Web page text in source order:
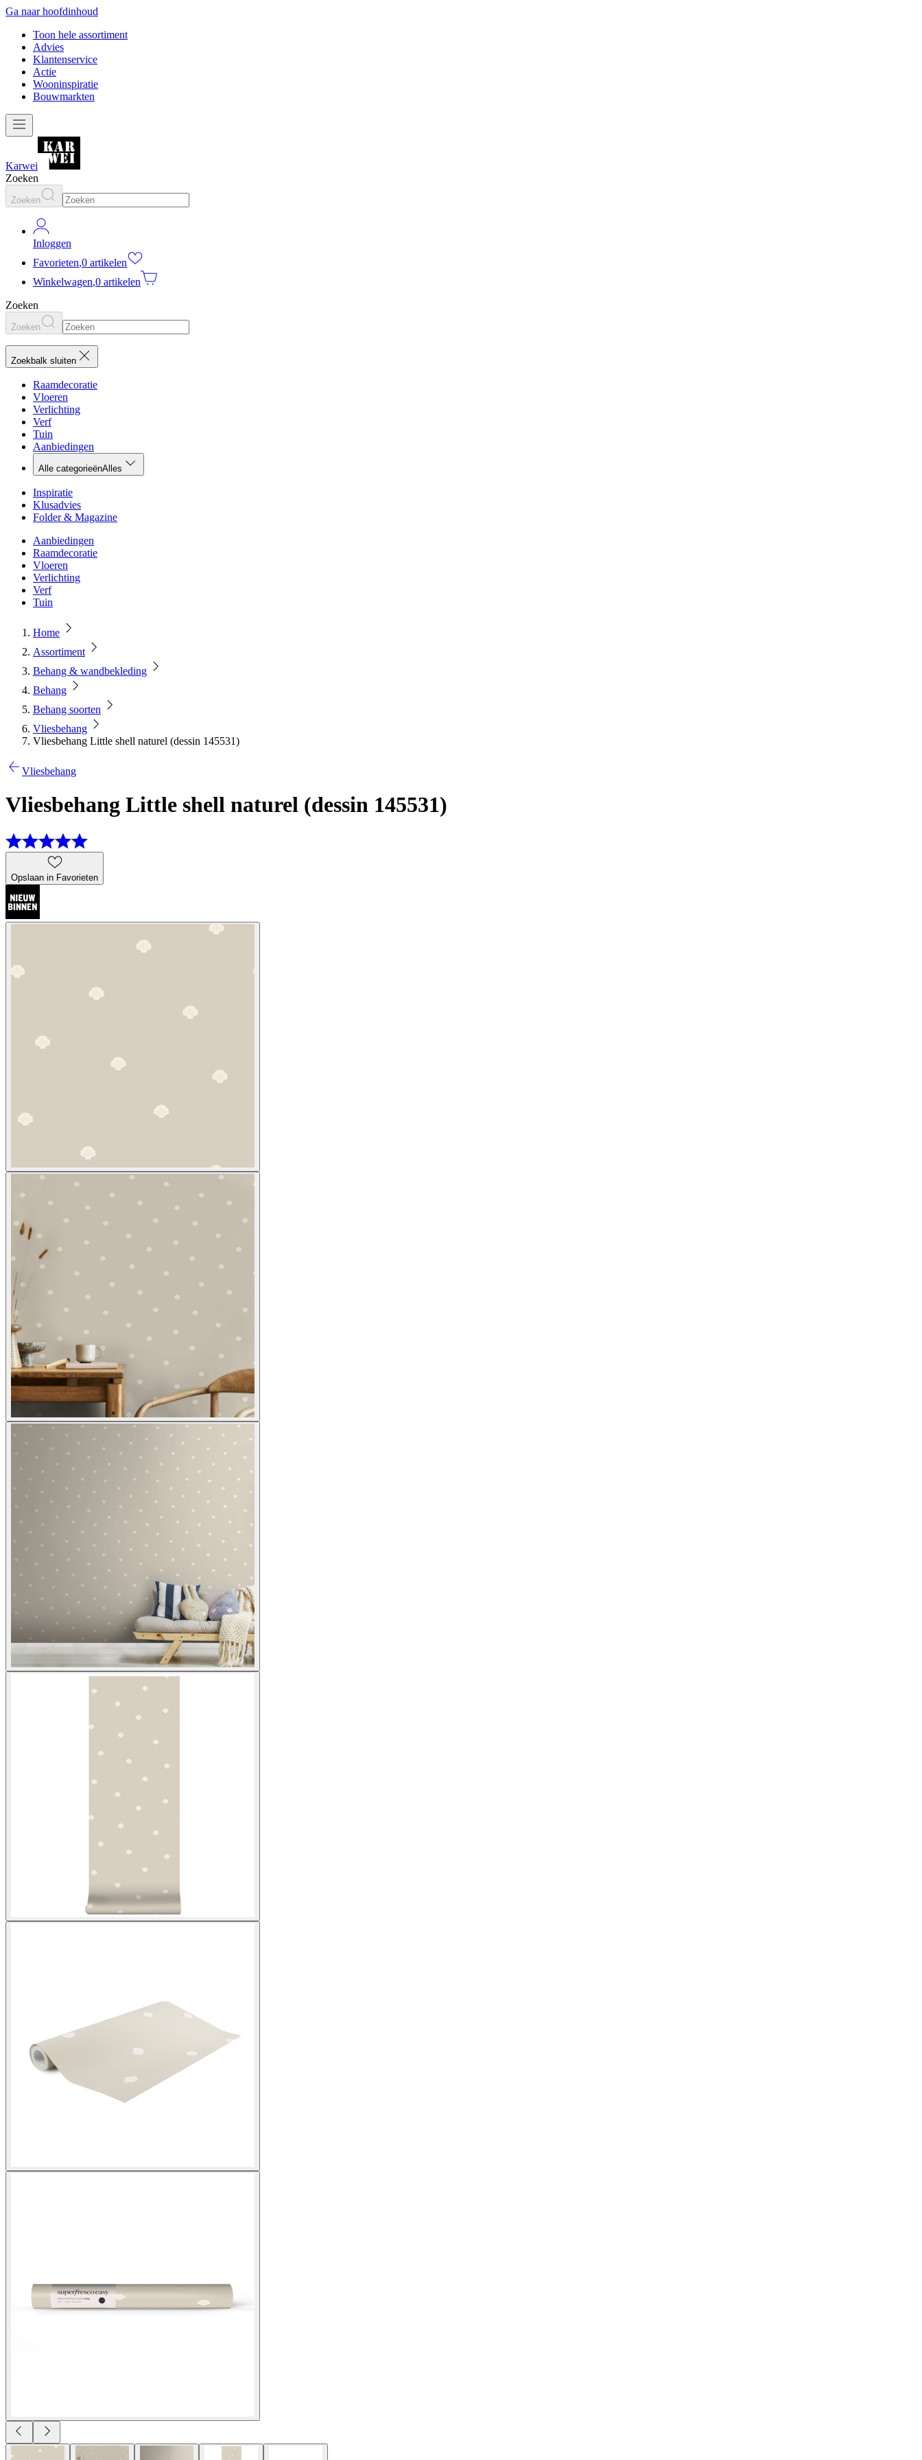
Ga naar hoofdinhoud
Toon hele assortiment
Advies
Klantenservice
Actie
Wooninspiratie
Bouwmarkten
Karwei
Zoeken
Zoeken
Inloggen
Favorieten,0 artikelen
Winkelwagen,0 artikelen
Zoeken
Zoeken
Zoekbalk sluiten
Raamdecoratie
Vloeren
Verlichting
Verf
Tuin
Aanbiedingen
Alle categorieënAlles
Inspiratie
Klusadvies
Folder & Magazine
Aanbiedingen
Raamdecoratie
Vloeren
Verlichting
Verf
Tuin
Home
Assortiment
Behang & wandbekleding
Behang
Behang soorten
Vliesbehang
Vliesbehang Little shell naturel (dessin 145531)
Vliesbehang
Vliesbehang Little shell naturel (dessin 145531)
Opslaan in Favorieten